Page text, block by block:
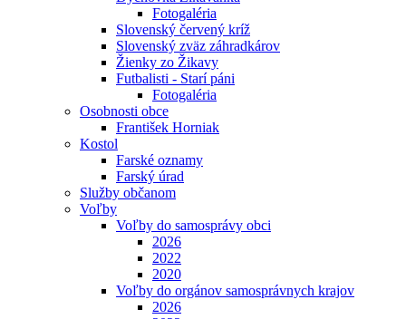
Fotogaléria
Slovenský červený kríž
Slovenský zväz záhradkárov
Žienky zo Žikavy
Futbalisti - Starí páni
Fotogaléria
Osobnosti obce
František Horniak
Kostol
Farské oznamy
Farský úrad
Služby občanom
Voľby
Voľby do samosprávy obci
2026
2022
2020
Voľby do orgánov samosprávnych krajov
2026